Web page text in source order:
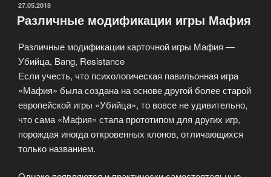
ОПУБЛИКОВАНО
27.05.2018
Различные модификации игры Мафия
Различные модификации карточной игры Мафия —
Убийца, Bang, Resistance
Если учесть, что психологическая павильонная игра
«Мафия» была создана на основе другой более старой
европейской игры «Убийца», то вовсе не удивительно,
что сама «Мафия» стала прототипом для других игр,
порождая иногда откровенных клонов, отличающихся
только названием.